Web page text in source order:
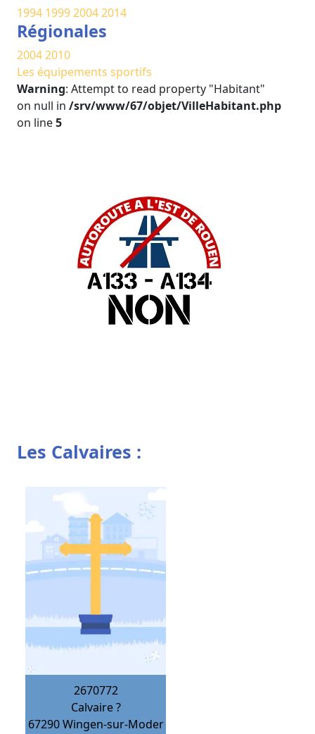
1994 199920042014
Régionales
20042010
Les équipements sportifs
Warning: Attempt to read property "Habitant"
on null in /srv/www/67/objet/VilleHabitant.php
on line5
Les Calvaires :
2670772
Calvaire ?
67290 Wingen-sur-Moder